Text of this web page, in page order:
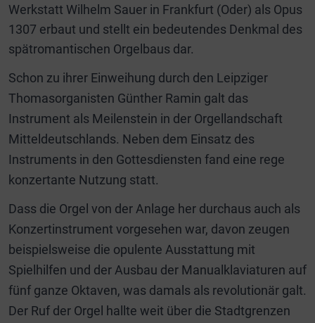
Werkstatt Wilhelm Sauer in Frankfurt (Oder) als Opus
1307 erbaut und stellt ein bedeutendes Denkmal des
spätromantischen Orgelbaus dar.
Schon zu ihrer Einweihung durch den Leipziger
Thomasorganisten Günther Ramin galt das
Instrument als Meilenstein in der Orgellandschaft
Mitteldeutschlands. Neben dem Einsatz des
Instruments in den Gottesdiensten fand eine rege
konzertante Nutzung statt.
Dass die Orgel von der Anlage her durchaus auch als
Konzertinstrument vorgesehen war, davon zeugen
beispielsweise die opulente Ausstattung mit
Spielhilfen und der Ausbau der Manualklaviaturen auf
fünf ganze Oktaven, was damals als revolutionär galt.
Der Ruf der Orgel hallte weit über die Stadtgrenzen